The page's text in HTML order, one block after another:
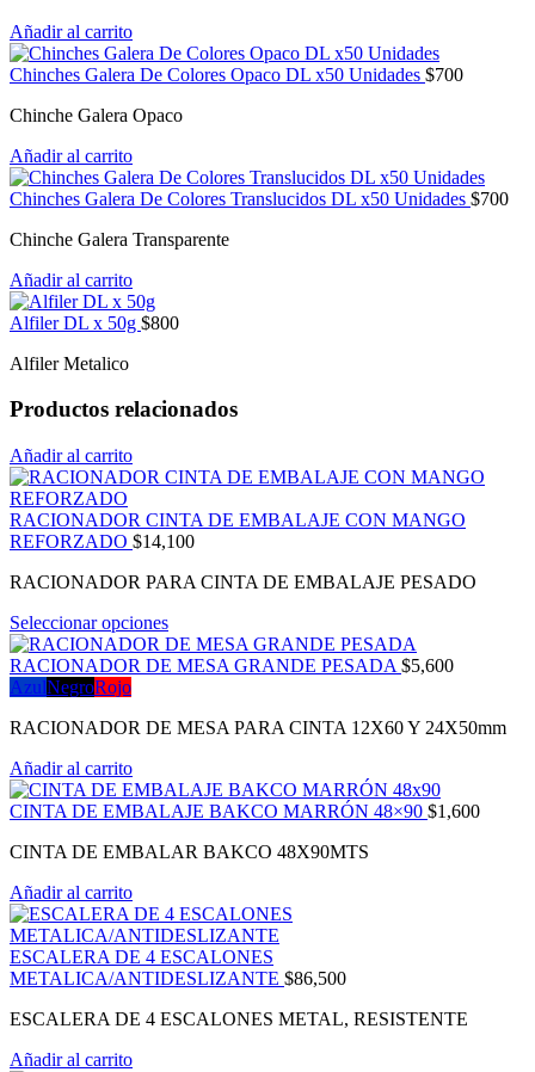
Añadir al carrito
Chinches Galera De Colores Opaco DL x50 Unidades $700
Chinche Galera Opaco
Añadir al carrito
Chinches Galera De Colores Translucidos DL x50 Unidades $700
Chinche Galera Transparente
Añadir al carrito
Alfiler DL x 50g $800
Alfiler Metalico
Productos relacionados
Añadir al carrito
RACIONADOR CINTA DE EMBALAJE CON MANGO
REFORZADO $14,100
RACIONADOR PARA CINTA DE EMBALAJE PESADO
Seleccionar opciones
RACIONADOR DE MESA GRANDE PESADA $5,600
AzulNegroRojo
RACIONADOR DE MESA PARA CINTA 12X60 Y 24X50mm
Añadir al carrito
CINTA DE EMBALAJE BAKCO MARRÓN 48×90 $1,600
CINTA DE EMBALAR BAKCO 48X90MTS
Añadir al carrito
ESCALERA DE 4 ESCALONES
METALICA/ANTIDESLIZANTE $86,500
ESCALERA DE 4 ESCALONES METAL, RESISTENTE
Añadir al carrito